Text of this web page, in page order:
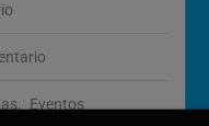
, Eventos